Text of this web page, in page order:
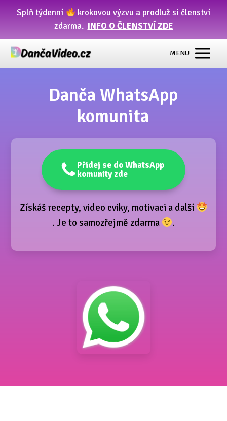
Splň týdenní
krokovou výzvu a prodluž si členství
zdarma. INFO O ČLENSTVÍ ZDE
MENU
Danča WhatsApp
komunita
Přidej se do WhatsApp
komunity zde
Získáš recepty, video cviky, motivaci a další
. Je to samozřejmě zdarma
.